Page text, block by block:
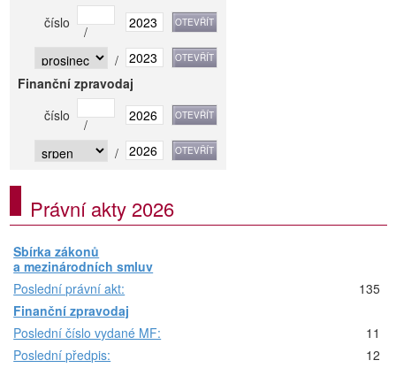
číslo
/
/
Finanční zpravodaj
číslo
/
/
Právní akty 2026
Sbírka zákonů
a mezinárodních smluv
Poslední právní akt:
135
Finanční zpravodaj
Poslední číslo vydané MF:
11
Poslední předpis:
12